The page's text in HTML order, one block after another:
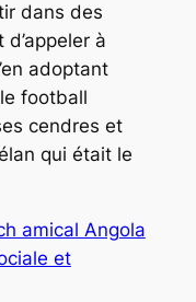
dans des
à
adoptant
football
cendres et
qui était le
amical Angola
et